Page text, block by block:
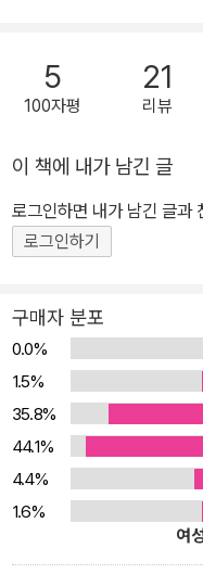
용을 넣어 버립니다. 그런
었어요! 으스스하고 무시
어떤 일이 벌어질까요? 재
이야기를 들어 보세요! 오싹오싹 시리즈의 매력 속으로 어린이들의
습해야 하지요. 도전하고, 겪
싹오싹 팬티!》속 재스퍼가
하는 것처럼, 《오싹오싹 크
력 없는 성취를 맛보지만
면 그래서 아이들이 재스퍼
에 열광하는지도 모르겠어
수 있는 이야기니까요. 프레임 안에서 흑백으로 펼쳐지는 일상에 크
레용이 강렬한 보랏빛으로
을 흔들어 놓아요. 보랏빛
해지지요. 강렬한 색 대비
5
100자평
21
리뷰
이 책에 내가 남긴 글
로그인하면 내가 남긴 글과
로그인하기
구매자 분포
0.0%
1.5%
35.8%
44.1%
4.4%
1.6%
여